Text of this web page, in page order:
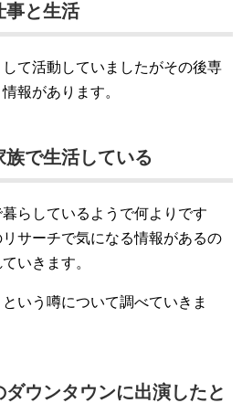
事と生活
て活動していましたがその後専
報があります。
で生活している
らしているようで何よりです
サーチで気になる情報があるの
いきます。
いう噂について調べていきま
ウンタウンに出演したと